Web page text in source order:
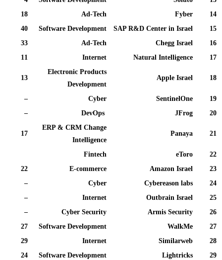
14
Fyber
Ad-Tech
18
15
SAP R&D Center in Israel
Software Development
40
16
Chegg Israel
Ad-Tech
33
17
Natural Intelligence
Internet
11
18
Apple Israel
Electronic Products
Development
13
19
SentinelOne
Cyber
–
20
JFrog
–
21
Panaya
ERP & CRM Change
Intelligence
17
22
eToro
Fintech
23
Amazon Israel
E-commerce
22
24
Cybereason labs
Cyber
–
25
Outbrain Israel
Internet
–
26
Armis Security
Cyber Security
–
27
WalkMe
Software Development
27
28
Similarweb
Internet
29
29
Lightricks
Software Development
24